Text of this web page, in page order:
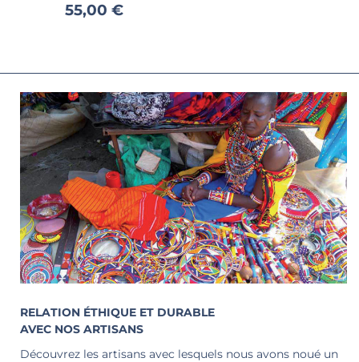
55,00 €
RELATION ÉTHIQUE ET DURABLE
AVEC NOS ARTISANS
Découvrez les artisans avec lesquels nous avons noué un